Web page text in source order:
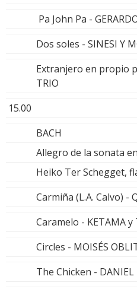
Pa John Pa -
Dos soles - SINESI Y
Extranjero en propio
TRIO
15.00
BACH
Allegro de la sonata
Heiko Ter Schegget,
Carmiña (L.A. Calvo) -
Caramelo - KETAMA
Circles - MOISÉS
The Chicken - DANIEL